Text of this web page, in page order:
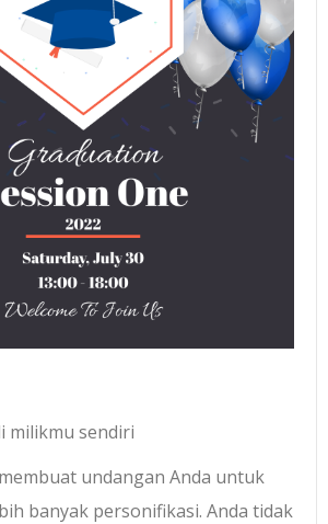
milikmu sendiri
undangan Anda untuk
banyak personifikasi. Anda tidak